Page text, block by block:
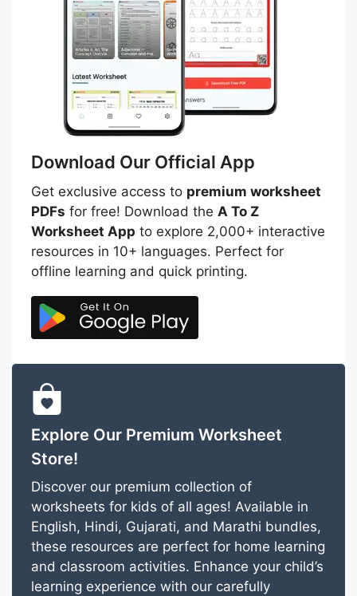
Download Our Official App
Get exclusive access to premium worksheet
PDFs for free! Download the A To Z
Worksheet App to explore 2,000+ interactive
resources in 10+ languages. Perfect for
offline learning and quick printing.
Explore Our Premium Worksheet
Store!
Discover our premium collection of
worksheets for kids of all ages! Available in
English, Hindi, Gujarati, and Marathi bundles,
these resources are perfect for home learning
and classroom activities. Enhance your child’s
learning experience with our carefully